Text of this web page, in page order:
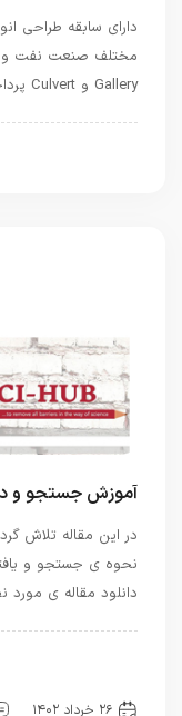
Gallery و Culvert پرداخته می شود. تعریف Cable …
آموزش جستجو و
در این مقاله تلاش
نحوه ی جستجو و
دانلود مقاله ی مورد
۲۶ خرداد ۱۴۰۲